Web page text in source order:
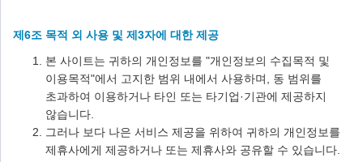
제6조 목적 외 사용 및 제3자에 대한 제공
본 사이트는 귀하의 개인정보를 "개인정보의 수집목적 및
이용목적"에서 고지한 범위 내에서 사용하며, 동 범위를
초과하여 이용하거나 타인 또는 타기업·기관에 제공하지
않습니다.
그러나 보다 나은 서비스 제공을 위하여 귀하의 개인정보를
제휴사에게 제공하거나 또는 제휴사와 공유할 수 있습니다.